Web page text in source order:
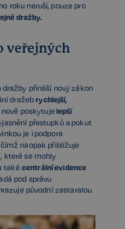
roku neruší, pouze pro
dražby.
veřejných
přináší nový zákon
dražebrychlejší,
nově poskytujelepší
přestupků a pokut
je i podpora
naopak přibližuje
které se mohly
také centrální evidence
pod správu
původní zastaralou